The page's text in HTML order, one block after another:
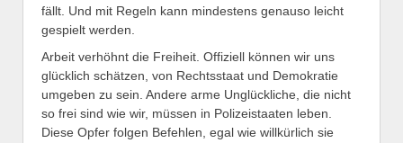
fällt. Und mit Regeln kann mindestens genauso leicht
gespielt werden.
Arbeit verhöhnt die Freiheit. Offiziell können wir uns
glücklich schätzen, von Rechtsstaat und Demokratie
umgeben zu sein. Andere arme Unglückliche, die nicht
so frei sind wie wir, müssen in Polizeistaaten leben.
Diese Opfer folgen Befehlen, egal wie willkürlich sie